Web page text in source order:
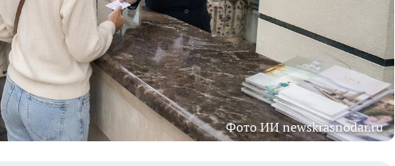
Фото ИИ newskrasnodar.ru